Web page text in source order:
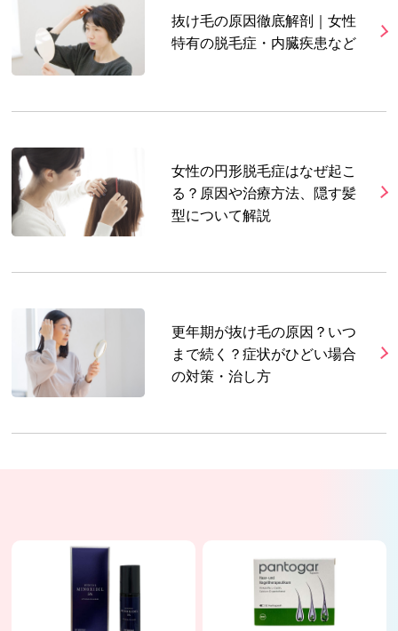
抜け毛の原因徹底解剖｜女性
特有の脱毛症・内臓疾患など
女性の円形脱毛症はなぜ起こ
る？原因や治療方法、隠す髪
型について解説
更年期が抜け毛の原因？いつ
まで続く？症状がひどい場合
の対策・治し方